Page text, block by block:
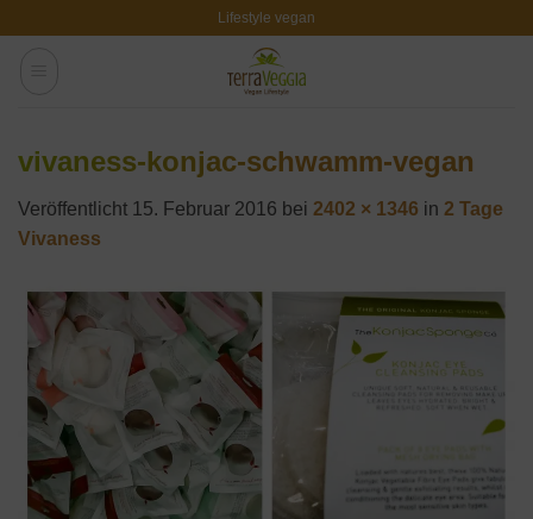
Lifestyle vegan
vivaness-konjac-schwamm-vegan
Veröffentlicht 15. Februar 2016 bei 2402 × 1346 in 2 Tage
Vivaness